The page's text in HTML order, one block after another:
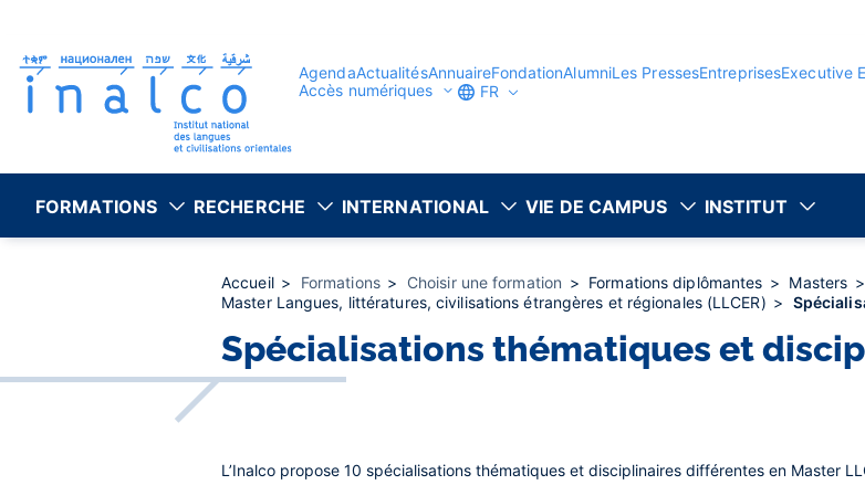
principal
AgendaActualitésAnnuaireFondationAlumniLes PressesEntreprisesExecutive
Accès numériques
FR
FORMATIONS RECHERCHE INTERNATIONAL VIE DE CAMPUS INSTITUT
Accueil Formations Choisir une formation Formations diplômantes
Masters
Master Langues, littératures, civilisations étrangères et régionales (LLCER)
Spécialisations thématiques et
L’Inalco propose 10 spécialisations thématiques et disciplinaires différentes en Master